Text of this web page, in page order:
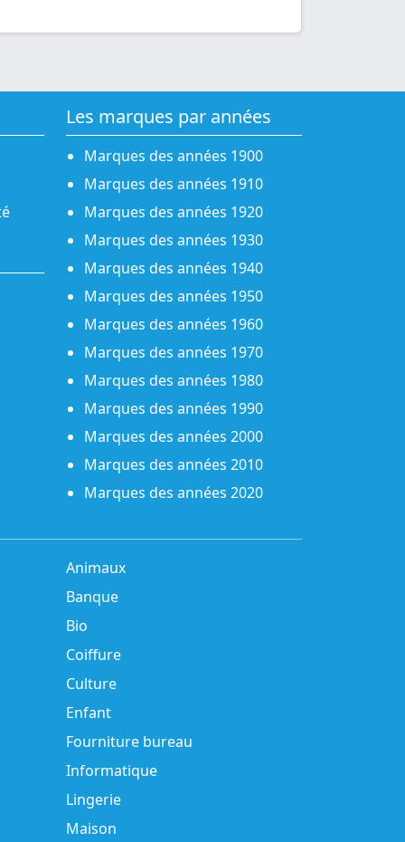
Les marques par années
Marques des années 1900
Marques des années 1910
Marques des années 1920
Marques des années 1930
Marques des années 1940
Marques des années 1950
Marques des années 1960
Marques des années 1970
Marques des années 1980
Marques des années 1990
Marques des années 2000
Marques des années 2010
Marques des années 2020
Animaux
Banque
Bio
Coiffure
Culture
Enfant
Fourniture bureau
Informatique
Lingerie
Maison